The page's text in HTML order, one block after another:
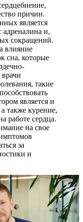
причин.
является
адреналина и,
сокращений.
влияние
сна, которые
такие
является и
также курение,
работе сердца.
на свое
за
и